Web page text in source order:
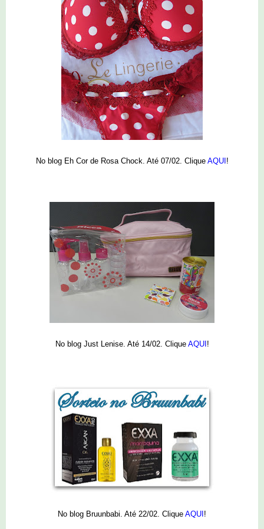
No blog Eh Cor de Rosa Chock. Até 07/02. Clique AQUI !
No blog Just Lenise. Até 14/02. Clique AQUI !
No blog Bruunbabi. Até 22/02. Clique AQUI !